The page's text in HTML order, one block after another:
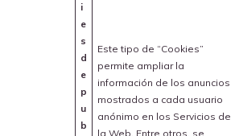
i
e
s
d
e
p
u
b
Este tipo de “Cookies”
permite ampliar la
información de los anuncios
mostrados a cada usuario
anónimo en los Servicios de
la Web. Entre otros, se